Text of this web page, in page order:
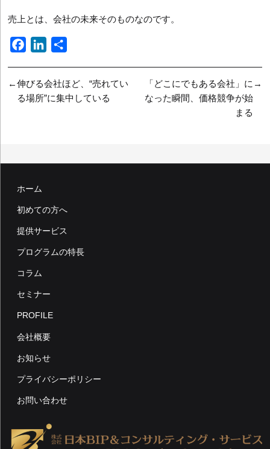
売上とは、会社の未来そのものなのです。
e
k
投
稿
ゲ
シ
ョ
ン
「どこにでもある会社」に
なった瞬間、価格競争が始
まる
伸びる会社ほど、“売れてい
る場所”に集中している
ホーム
初めての方へ
提供サービス
プログラムの特長
コラム
セミナー
PROFILE
会社概要
お知らせ
プライバシーポリシー
お問い合わせ